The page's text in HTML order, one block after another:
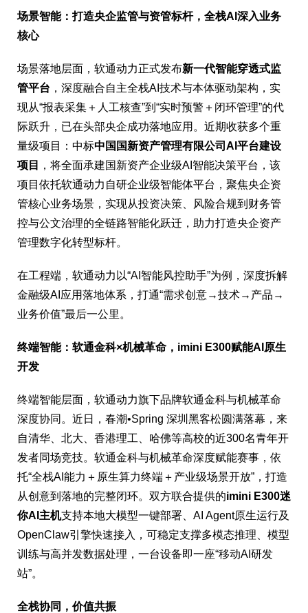
场景智能：打造央企监管与资管标杆，全栈AI深入业务
核心
场景落地层面，软通动力正式发布新一代智能穿透式监
管平台 ，深度融合自主全栈AI技术与本体驱动架构，实
现从“报表采集＋人工核查”到“实时预警＋闭环管理”的代
际跃升，已在头部央企成功落地应用。近期收获多个重
量级项目：中标中国国新资产管理有限公司AI平台建设
项目
，将全面承建国新资产企业级AI智能决策平台，该
项目依托软通动力自研企业级智能体平台，聚焦央企资
管核心业务场景，实现从投资决策、风险合规到财务管
控与公文治理的全链路智能化跃迁，助力打造央企资产
管理数字化转型标杆。
在工程端，软通动力以“AI智能风控助手”为例，深度拆解
金融级AI应用落地体系，打通“需求创意→技术→产品→
业务价值”最后一公里。
终端智能：软通金科×机械革命， imini E300赋能AI原生
开发
终端智能层面，软通动力旗下品牌软通金科与机械革命
深度协同。近日，春潮•Spring 深圳黑客松圆满落幕，来
自清华、北大、香港理工、哈佛等高校的近300名青年开
发者同场竞技。软通金科与机械革命深度赋能赛事，依
托“全栈AI能力＋原生算力终端＋产业级场景开放”，打造
从创意到落地的完整闭环。双方联合提供的imini E300迷
你AI主机支持本地大模型一键部署、AI Agent原生运行及
OpenClaw引擎快速接入，可稳定支撑多模态推理、模型
训练与高并发数据处理，一台设备即一座“移动AI研发
站”。
全栈协同，价值共振